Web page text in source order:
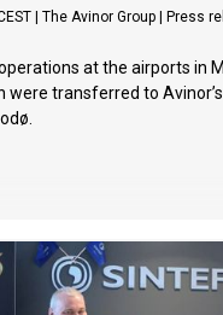
The Avinor Group Press
at the airports in
were transferred to